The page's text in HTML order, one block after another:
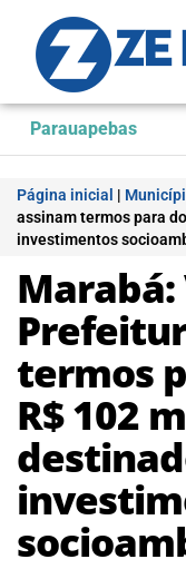
Parauapebas
Página inicial |
assinam termos para
investimentos
Marabá:
termos
R$ 102